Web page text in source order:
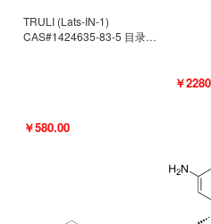
TRULI (Lats-IN-1)
CAS#1424635-83-5 目录号
￥580.00
￥